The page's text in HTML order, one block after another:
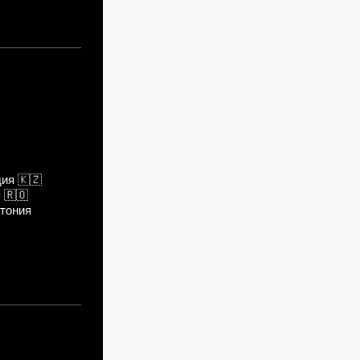
🇰🇿
🇷🇴